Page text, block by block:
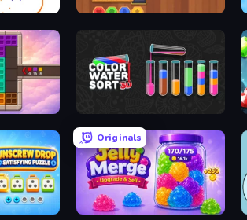
Wood Hexa Factory!
Unscrew Drop: Satisfying Puzzle
Originals
Jelly Merge: Upgrade & Sell